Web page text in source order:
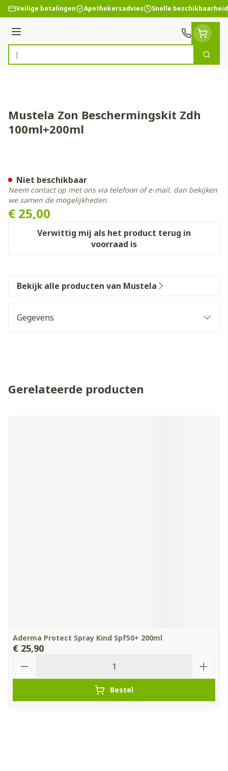
Ga naar de inhoud
Veilige betalingen Apothekersadvies Snelle beschikbaarheid
Menu
Product, merk, categorie...
Zoek
Mustela Zon Beschermingskit Zdh
100ml+200ml
€ 25,00
Verwittig mij als het product terug in
voorraad is
Niet beschikbaar
Neem contact op met ons via telefoon of e-mail, dan bekijken
we samen de mogelijkheden.
Bekijk alle producten van Mustela
Gegevens
Gerelateerde producten
Aderma Protect Spray Kind Spf50+ 200ml
€ 25,90
Bestel